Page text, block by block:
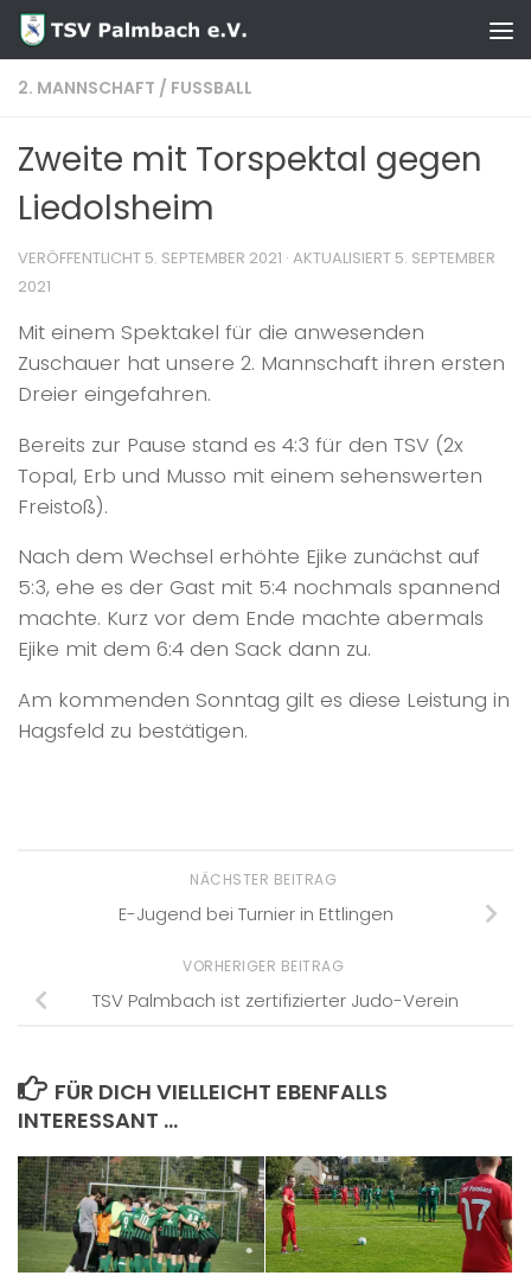
Zum Inhalt springen
2. MANNSCHAFT / FUSSBALL
Zweite mit Torspektal gegen
Liedolsheim
VERÖFFENTLICHT 5. SEPTEMBER 2021 · AKTUALISIERT 5. SEPTEMBER
2021
Mit einem Spektakel für die anwesenden
Zuschauer hat unsere 2. Mannschaft ihren ersten
Dreier eingefahren.
Bereits zur Pause stand es 4:3 für den TSV (2x
Topal, Erb und Musso mit einem sehenswerten
Freistoß).
Nach dem Wechsel erhöhte Ejike zunächst auf
5:3, ehe es der Gast mit 5:4 nochmals spannend
machte. Kurz vor dem Ende machte abermals
Ejike mit dem 6:4 den Sack dann zu.
Am kommenden Sonntag gilt es diese Leistung in
Hagsfeld zu bestätigen.
NÄCHSTER BEITRAG
E-Jugend bei Turnier in Ettlingen
VORHERIGER BEITRAG
TSV Palmbach ist zertifizierter Judo-Verein
FÜR DICH VIELLEICHT EBENFALLS
INTERESSANT …